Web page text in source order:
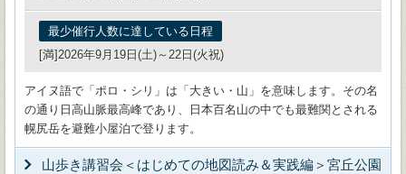
最少催行人数に達している日程
[満]2026年9月19日(土)～22日(火祝)
アイヌ語で「ポロ・シリ」は「大きい・山」を意味します。その名
の通り日高山脈最高峰であり、日本百名山の中でも最難関とされる
幌尻岳を避難小屋泊で登ります。
山歩き講習会＜はじめての地図読み＆実践編＞宮丘公園